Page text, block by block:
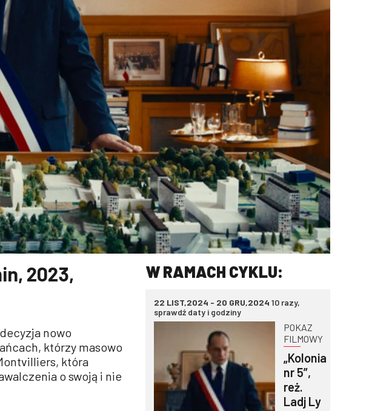
2023,
nowo
którzy masowo
która
o swoją i nie
W RAMACH CYKLU:
22 LIST,2024 - 20 GRU,2024 10 razy,
sprawdź daty i godziny
POKAZ
FILMOWY
„Kolonia
nr 5”,
reż.
Ladj Ly